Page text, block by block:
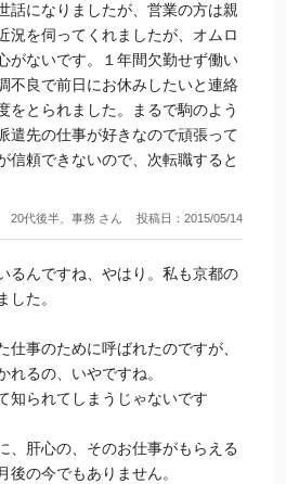
話になりましたが、営業の方は親
況を伺ってくれましたが、オムロ
がないです。１年間欠勤せず働い
不良で前日にお休みしたいと連絡
をとられました。まるで駒のよう
遣先の仕事が好きなので頑張って
信頼できないので、次転職すると
20代後半、事務 さん 投稿日：2015/05/14
るんですね、やはり。私も京都の
した。
仕事のために呼ばれたのですが、
れるの、いやですね。
知られてしまうじゃないです
、肝心の、そのお仕事がもらえる
後の今でもありません。